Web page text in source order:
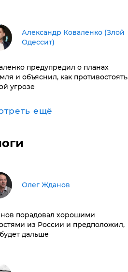
Александр Коваленко (Злой
Одессит)
предупредил о планах
и объяснил, как противостоять
угрозе
ещё
Олег Жданов
порадовал хорошими
из России и предположил,
дальше